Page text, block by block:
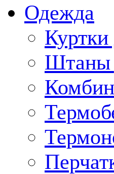
Одежда
Куртки
Штаны